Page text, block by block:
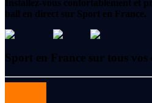
Installez-vous confortablement et
ball en direct sur Sport en France.
Sport en France sur tous vos